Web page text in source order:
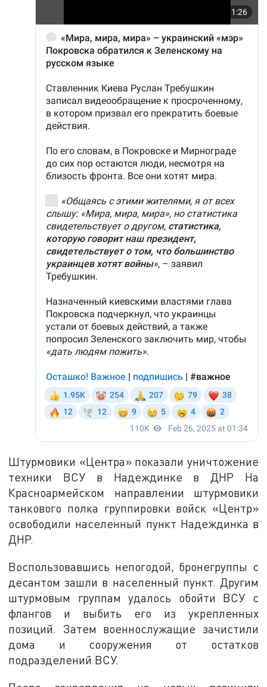
Штурмовики «Центра» показали уничтожение
техники ВСУ в Надеждинке в ДНР На
Красноармейском направлении штурмовики
танкового полка группировки войск «Центр»
освободили населенный пункт Надеждинка в
ДНР.
Воспользовавшись непогодой, бронегруппы с
десантом зашли в населенный пункт. Другим
штурмовым группам удалось обойти ВСУ с
флангов и выбить его из укрепленных
позиций. Затем военнослужащие зачистили
дома и сооружения от остатков
подразделений ВСУ.